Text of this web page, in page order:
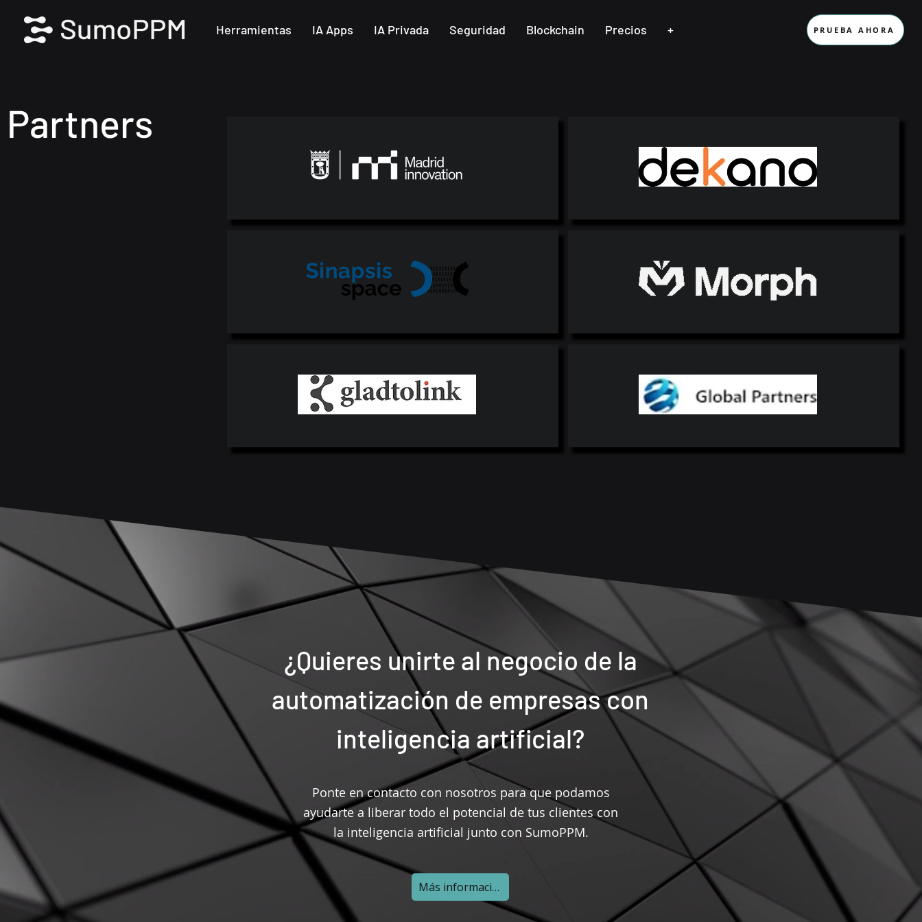
Herramientas IA Apps IA Privada Seguridad Blockchain Precios + PRUEBA AHORA
Partners
¿Quieres unirte al negocio de la
automatización de empresas con
inteligencia artificial?
Ponte en contacto con nosotros para que podamos
ayudarte a liberar todo el potencial de tus clientes con
la inteligencia artificial junto con SumoPPM.
Más información